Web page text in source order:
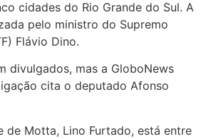
cidades do Rio Grande do Sul. A
pelo ministro do Supremo
Flávio Dino.
divulgados, mas a GloboNews
cita o deputado Afonso
de Motta, Lino Furtado, está entre